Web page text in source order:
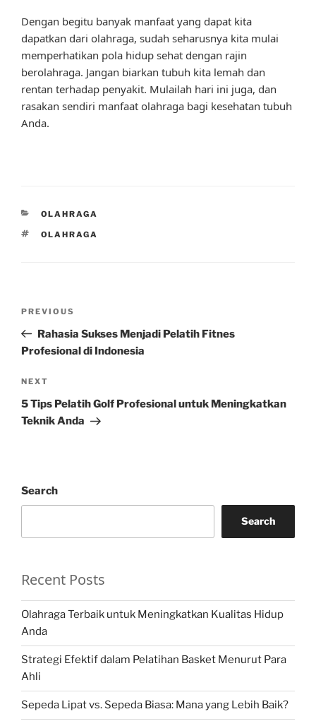
Dengan begitu banyak manfaat yang dapat kita
dapatkan dari olahraga, sudah seharusnya kita mulai
memperhatikan pola hidup sehat dengan rajin
berolahraga. Jangan biarkan tubuh kita lemah dan
rentan terhadap penyakit. Mulailah hari ini juga, dan
rasakan sendiri manfaat olahraga bagi kesehatan tubuh
Anda.
CATEGORIES
OLAHRAGA
TAGS
OLAHRAGA
Previous
Post
PREVIOUS
Rahasia Sukses Menjadi Pelatih Fitnes
Profesional di Indonesia
Next
Post
NEXT
5 Tips Pelatih Golf Profesional untuk Meningkatkan
Teknik Anda
Search
Search
Recent Posts
Olahraga Terbaik untuk Meningkatkan Kualitas Hidup
Anda
Strategi Efektif dalam Pelatihan Basket Menurut Para
Ahli
Sepeda Lipat vs. Sepeda Biasa: Mana yang Lebih Baik?